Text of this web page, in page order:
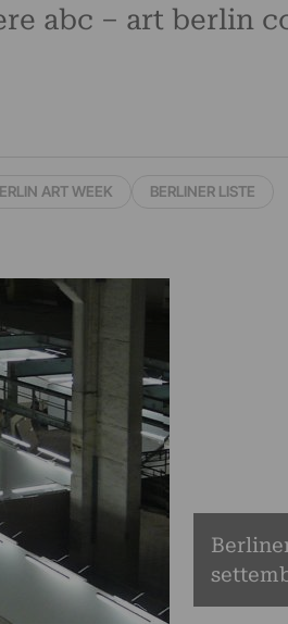
abc – art berlin
ART WEEK BERLINER LISTE